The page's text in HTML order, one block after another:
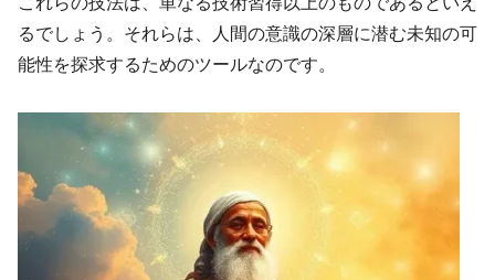
るでしょう。それらは、人間の意識の深層に潜む未知の可
能性を探求するためのツールなのです。